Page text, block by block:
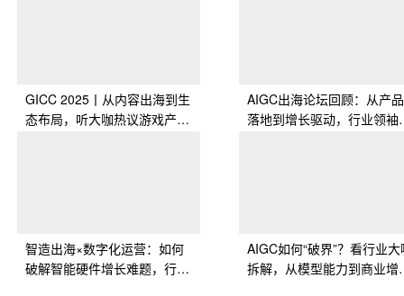
GICC 2025丨从内容出海到生
态布局，听大咖热议游戏产业
AIGC出海论坛回顾：从产品
落地到增长驱动，行业领袖
智造出海×数字化运营：如何
破解智能硬件增长难题，行业
AIGC如何“破界”？看行业
拆解，从模型能力到商业增